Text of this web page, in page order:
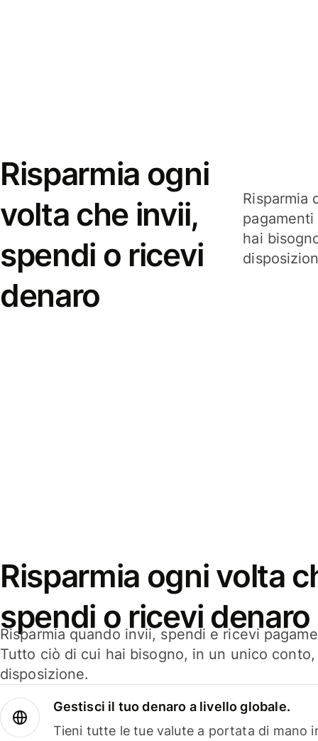
Risparmia ogni
volta che invii,
spendi o ricevi
denaro
Risparmia
hai
Risparmia ogni volta
spendi o ricevi denaro
Risparmia quando invii, spendi e ricevi
Tutto ciò di cui hai bisogno, in un unico
disposizione.
Gestisci il tuo denaro a livello globale.
Tieni tutte le tue valute a portata di mano